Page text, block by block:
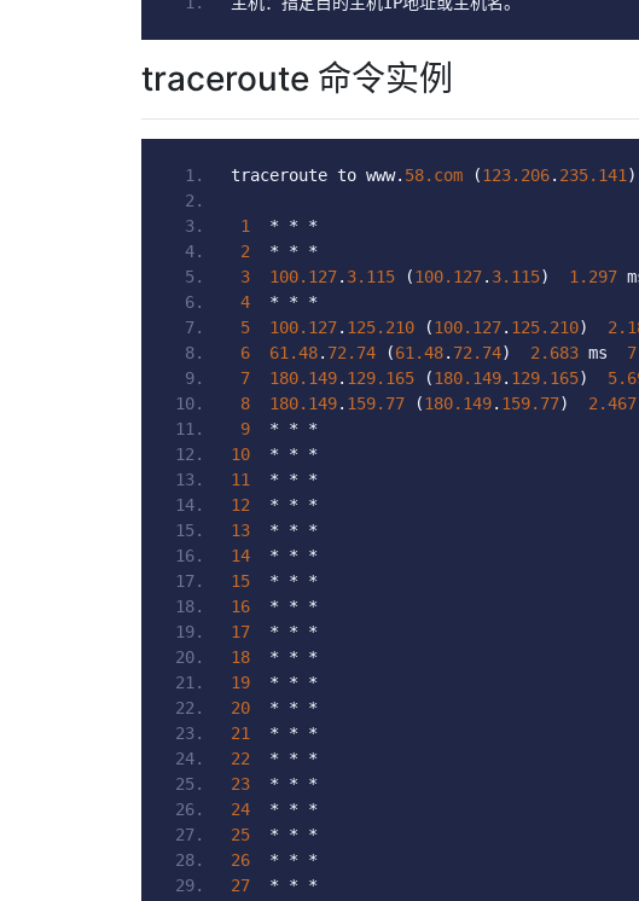
traceroute 命令实例
traceroute to www. 58.com (123.206. 235.141
1 * *
*
2
* *
*
3
100.127. 3.115 (100.127. 3.115) 1.297
4
* *
*
5
100.127. 125.210 (100.127. 125.210)
6
61.48. 72.74 (61.48. 72.74) 2.683 ms
7
180.149. 129.165 (180.149. 129.165)
8
180.149. 159.77 (180.149. 159.77) 2.467
9
* *
*
10
* *
*
11
* *
*
12
* *
*
13
* *
*
14
* *
*
15
* *
*
16
* *
*
17
* *
*
18
* *
*
19
* *
*
20
* *
*
21
* *
*
22
* *
*
23
* *
*
24
* *
*
25
* *
*
26
* *
*
27
* * *